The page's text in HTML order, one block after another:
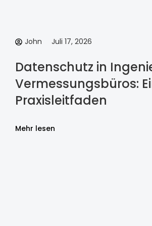
John Juli 17, 2026
Datenschutz in
Vermessungsbüros:
Praxisleitfaden
Mehr lesen